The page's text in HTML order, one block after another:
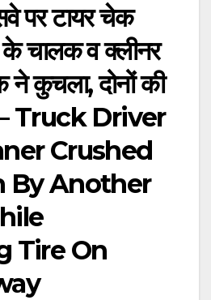
पर टायर चेक
चालक व क्लीनर
कुचला, दोनों की
– Truck Driver
Crushed
By Another
Tire On